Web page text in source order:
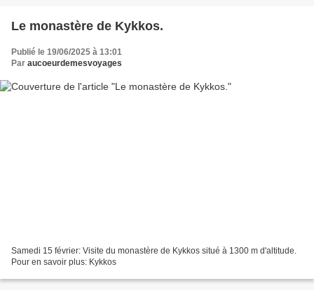
Le monastère de Kykkos.
Publié le 19/06/2025 à 13:01
Par aucoeurdemesvoyages
Samedi 15 février: Visite du monastère de Kykkos situé à 1300 m d'altitude.
Pour en savoir plus: Kykkos